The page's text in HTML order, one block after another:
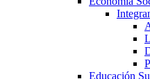
Educación